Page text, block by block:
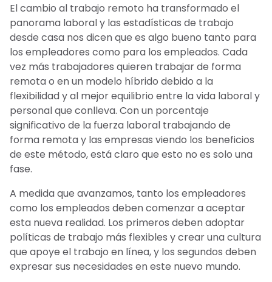
El cambio al trabajo remoto ha transformado el
panorama laboral y las estadísticas de trabajo
desde casa nos dicen que es algo bueno tanto para
los empleadores como para los empleados. Cada
vez más trabajadores quieren trabajar de forma
remota o en un modelo híbrido debido a la
flexibilidad y al mejor equilibrio entre la vida laboral y
personal que conlleva. Con un porcentaje
significativo de la fuerza laboral trabajando de
forma remota y las empresas viendo los beneficios
de este método, está claro que esto no es solo una
fase.
A medida que avanzamos, tanto los empleadores
como los empleados deben comenzar a aceptar
esta nueva realidad. Los primeros deben adoptar
políticas de trabajo más flexibles y crear una cultura
que apoye el trabajo en línea, y los segundos deben
expresar sus necesidades en este nuevo mundo.